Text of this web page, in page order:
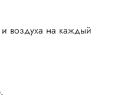
воздуха на каждый